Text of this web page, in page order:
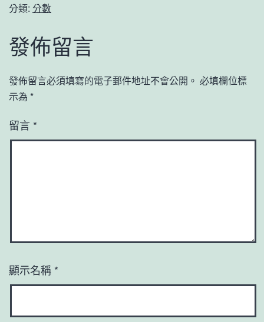
分類: 分數
發佈留言
發佈留言必須填寫的電子郵件地址不會公開。 必填欄位標
示為 *
留言 *
顯示名稱 *